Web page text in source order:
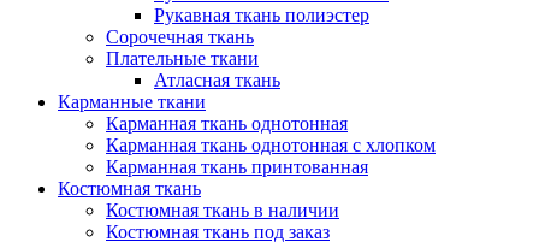
Рукавная ткань полиэстер
Сорочечная ткань
Плательные ткани
Атласная ткань
Карманные ткани
Карманная ткань однотонная
Карманная ткань однотонная с хлопком
Карманная ткань принтованная
Костюмная ткань
Костюмная ткань в наличии
Костюмная ткань под заказ